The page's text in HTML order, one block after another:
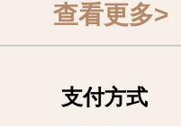
查看更多>
支付方式